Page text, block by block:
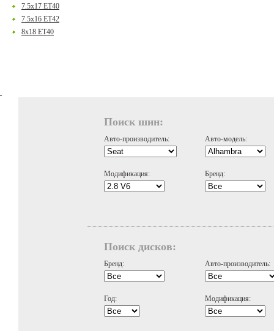
7.5x17 ET40
7.5x16 ET42
8x18 ET40
Поиск шин:
Авто-производитель: Авто-модель:
Модификация: Бренд:
Поиск дисков:
Бренд: Авто-производитель:
Год: Модификация: